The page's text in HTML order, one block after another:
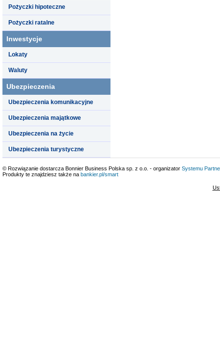
Pożyczki hipoteczne
Pożyczki ratalne
Inwestycje
Lokaty
Waluty
Ubezpieczenia
Ubezpieczenia komunikacyjne
Ubezpieczenia majątkowe
Ubezpieczenia na życie
Ubezpieczenia turystyczne
© Rozwiązanie dostarcza Bonnier Business Polska sp. z o.o. - organizator Systemu
Produkty te znajdziesz także na bankier.pl/smart